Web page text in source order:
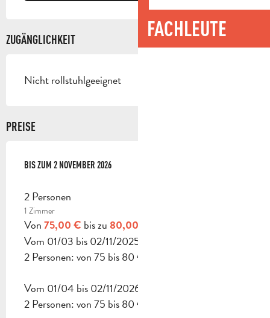
FACHLEUTE
ZUGÄNGLICHKEIT
Nicht rollstuhlgeeignet
PREISE
AB1 APRIL 2026BIS ZUM2 NOVEMBER 2026
BIS ZUM 2 NOVEMBER 2026
2 Personen
1 Zimmer
Von 75,00 € bis zu 80,00 €
Vom 01/03 bis 02/11/2025
2 Personen: von 75 bis 80 € (1 Zimmer).
Vom 01/04 bis 02/11/2026
2 Personen: von 75 bis 80 € (1 Zimmer).